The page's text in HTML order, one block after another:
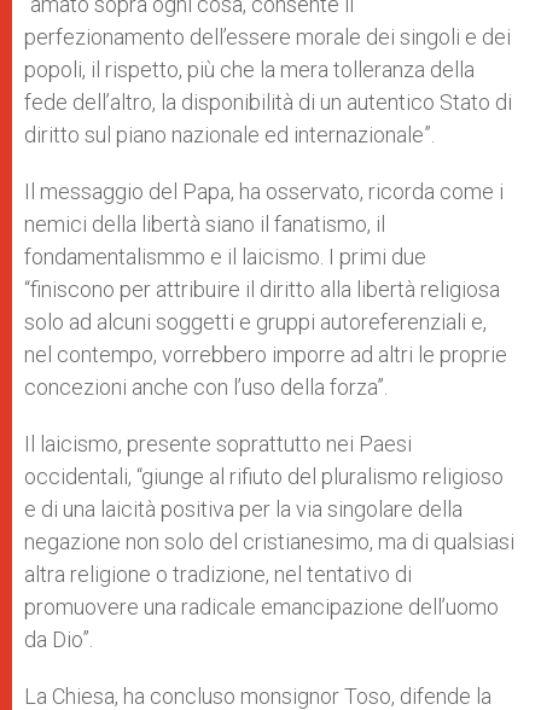
perfezionamento dell’essere morale dei singoli e dei
popoli, il rispetto, più che la mera tolleranza della
fede dell’altro, la disponibilità di un autentico Stato di
diritto sul piano nazionale ed internazionale”.
Il messaggio del Papa, ha osservato, ricorda come i
nemici della libertà siano il fanatismo, il
fondamentalismmo e il laicismo. I primi due
“finiscono per attribuire il diritto alla libertà religiosa
solo ad alcuni soggetti e gruppi autoreferenziali e,
nel contempo, vorrebbero imporre ad altri le proprie
concezioni anche con l’uso della forza”.
Il laicismo, presente soprattutto nei Paesi
occidentali, “giunge al rifiuto del pluralismo religioso
e di una laicità positiva per la via singolare della
negazione non solo del cristianesimo, ma di qualsiasi
altra religione o tradizione, nel tentativo di
promuovere una radicale emancipazione dell’uomo
da Dio”.
La Chiesa, ha concluso monsignor Toso, difende la